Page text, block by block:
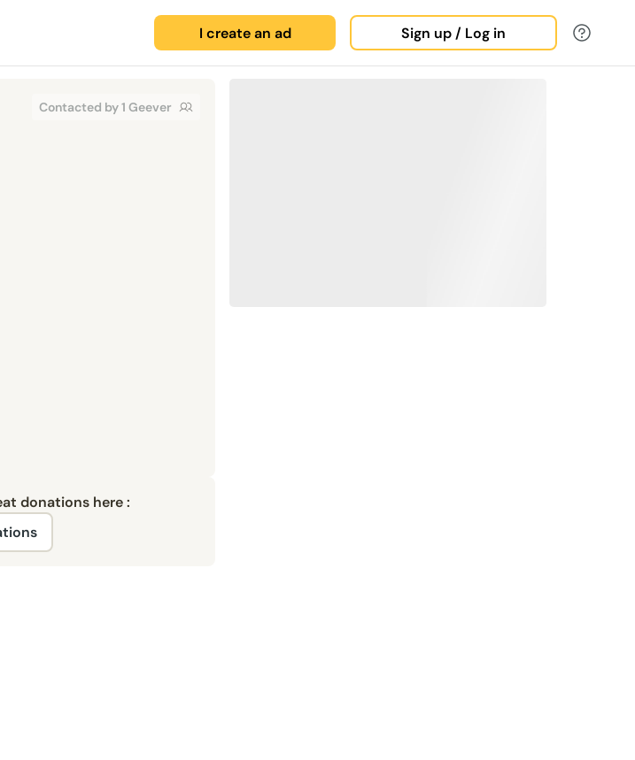
I create an ad Sign up / Log in
Contacted by 1 Geever
donations here :